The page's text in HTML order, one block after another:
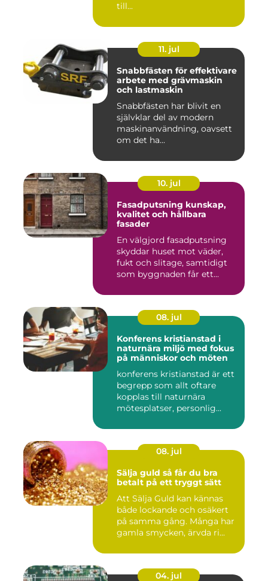
till...
11. jul
Snabbfästen för effektivare
arbete med grävmaskin
och lastmaskin
Snabbfästen har blivit en
självklar del av modern
maskinanvändning, oavsett
om det ha...
10. jul
Fasadputsning kunskap,
kvalitet och hållbara
fasader
En välgjord fasadputsning
skyddar huset mot väder,
fukt och slitage, samtidigt
som byggnaden får ett...
08. jul
Konferens kristianstad i
naturnära miljö med fokus
på människor och möten
konferens kristianstad är ett
begrepp som allt oftare
kopplas till naturnära
mötesplatser, personlig...
08. jul
Sälja guld så får du bra
betalt på ett tryggt sätt
Att Sälja Guld kan kännas
både lockande och osäkert
på samma gång. Många har
gamla smycken, ärvda ri...
04. jul